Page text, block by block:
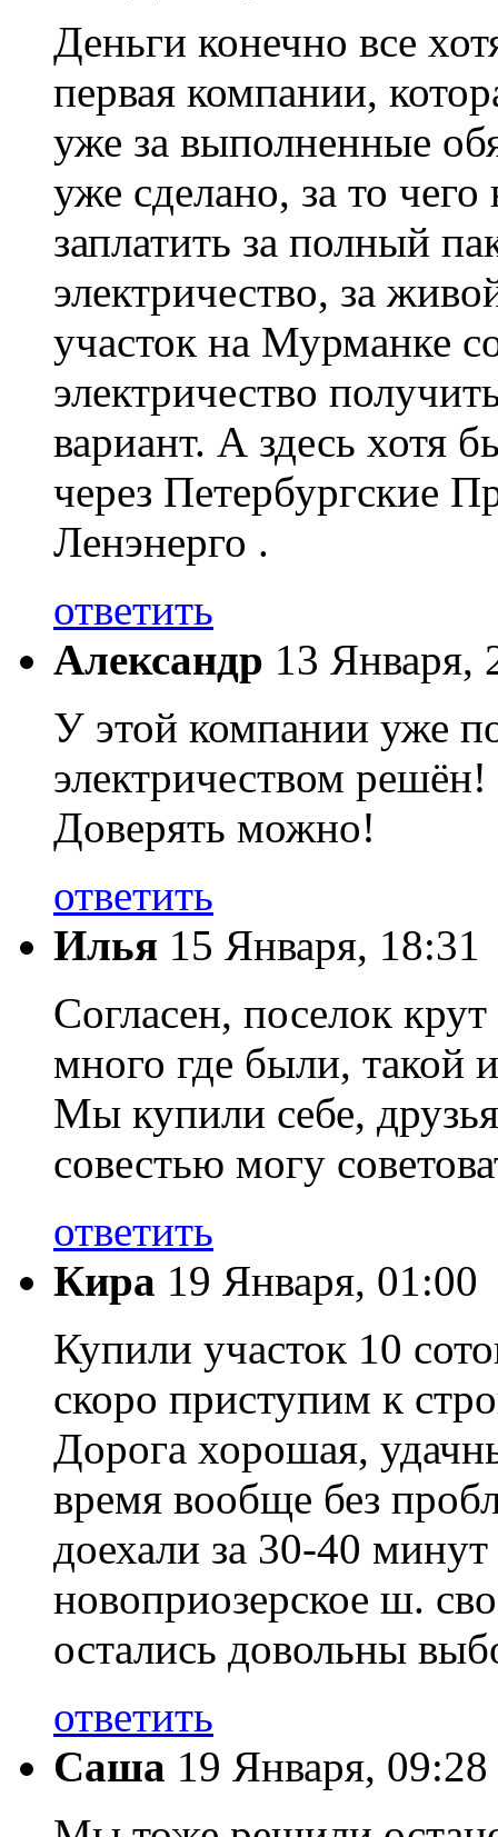
Деньги конечно все
первая компании,
уже за выполненные
уже сделано, за то
заплатить за полный
электричество, за
участок на Мурманке
электричество
вариант. А здесь хотя
через Петербургские
Ленэнерго .
ответить
Александр 13 Января,
У этой компании уже
электричеством
Доверять можно!
ответить
Илья 15 Января, 18:31
Согласен, поселок
много где были, такой
Мы купили себе,
совестью могу
ответить
Кира 19 Января, 01:00
Купили участок 10
скоро приступим к
Дорога хорошая,
время вообще без
доехали за 30-40
новоприозерское ш.
остались довольны
ответить
Саша 19 Января, 09:28